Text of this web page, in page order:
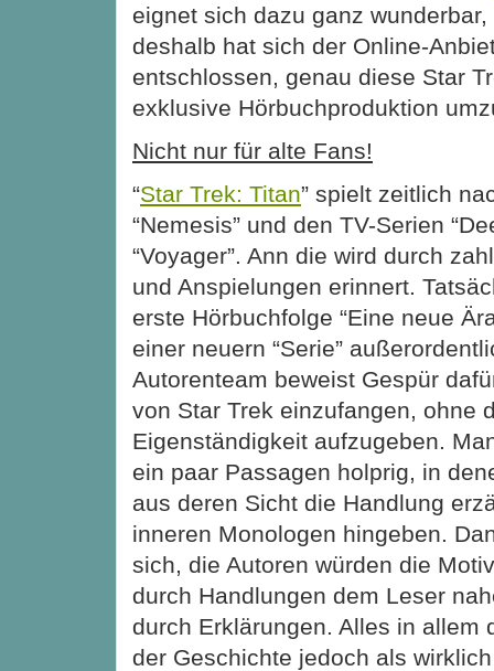
eignet sich dazu ganz
deshalb hat sich der Online-
entschlossen, genau diese Star
exklusive Hörbuchproduktion
Nicht nur für alte Fans!
“Star Trek: Titan” spielt zeitlich
“Nemesis” und den TV-Serien
“Voyager”. Ann die wird durch
und Anspielungen erinnert.
erste Hörbuchfolge “Eine neue
einer neuern “Serie”
Autorenteam beweist Gespür
von Star Trek einzufangen, ohne
Eigenständigkeit aufzugeben.
ein paar Passagen holprig, in
aus deren Sicht die Handlung
inneren Monologen hingeben.
sich, die Autoren würden die
durch Handlungen dem Leser
durch Erklärungen. Alles in allem
der Geschichte jedoch als